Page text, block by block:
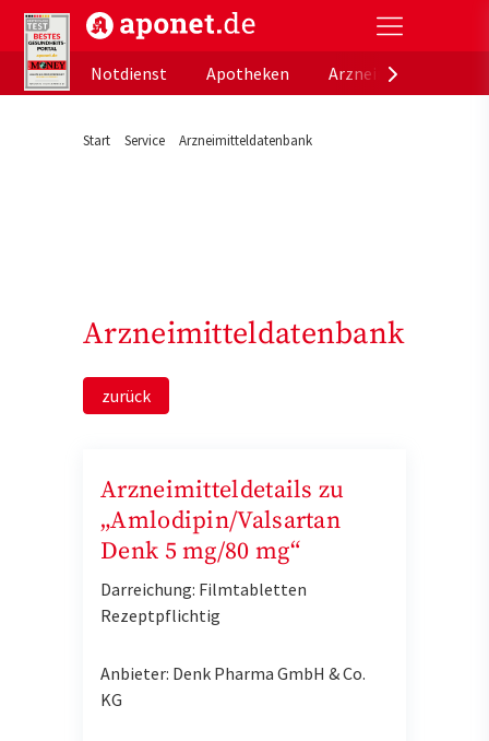
aponet.de - Das offizielle Gesundheitsportal der
Notdienst
Apotheken
Start Service Arzneimitteldatenbank
Arzneimitteldatenbank
zurück
Arzneimitteldetails zu
„Amlodipin/Valsartan
Denk 5 mg/80 mg“
Darreichung: Filmtabletten
Rezeptpflichtig
Anbieter: Denk Pharma GmbH & Co.
KG